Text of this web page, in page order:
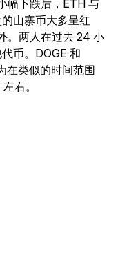
幅下跌后，ETH 与
山寨币大多呈红
。两人在过去 24 小
币。DOGE 和
在类似的时间范围
右。